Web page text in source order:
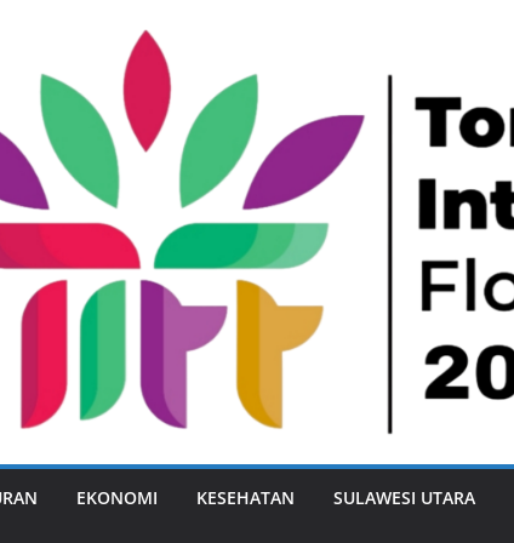
EKONOMI KESEHATAN SULAWESI UTARA